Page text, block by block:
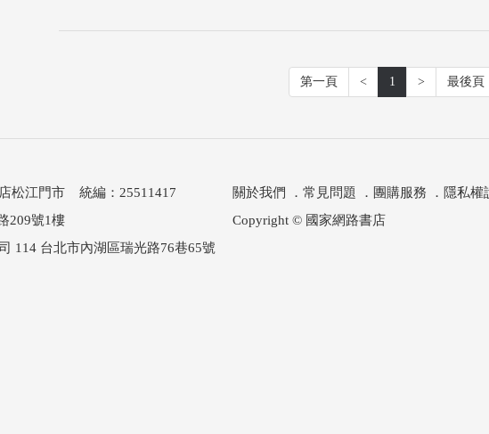
第一頁 < 1 > 最後頁
松江門市 統編：25511417
209號1樓
關於我們 ． 常見問題 ． 團購服務 ． 隱私權
Copyright © 國家網路書店
114 台北市內湖區瑞光路76巷65號